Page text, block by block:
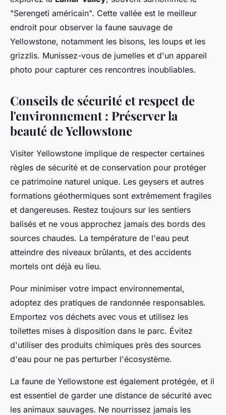
"Serengeti américain". Cette vallée est le meilleur
endroit pour observer la faune sauvage de
Yellowstone, notamment les bisons, les loups et les
grizzlis. Munissez-vous de jumelles et d'un appareil
photo pour capturer ces rencontres inoubliables.
Conseils de sécurité et respect de
l'environnement : Préserver la
beauté de Yellowstone
Visiter Yellowstone implique de respecter certaines
règles de sécurité et de conservation pour protéger
ce patrimoine naturel unique. Les geysers et autres
formations géothermiques sont extrêmement fragiles
et dangereuses. Restez toujours sur les sentiers
balisés et ne vous approchez jamais des bords des
sources chaudes. La température de l'eau peut
atteindre des niveaux brûlants, et des accidents
mortels ont déjà eu lieu.
Pour minimiser votre impact environnemental,
adoptez des pratiques de randonnée responsables.
Emportez vos déchets avec vous et utilisez les
toilettes mises à disposition dans le parc. Évitez
d'utiliser des produits chimiques près des sources
d'eau pour ne pas perturber l'écosystème.
La faune de Yellowstone est également protégée, et il
est essentiel de garder une distance de sécurité avec
les animaux sauvages. Ne nourrissez jamais les